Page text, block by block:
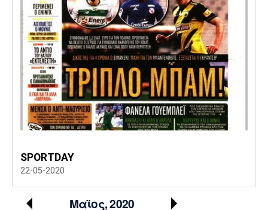
SPORTDAY
22-05-2020
Μαϊος, 2020